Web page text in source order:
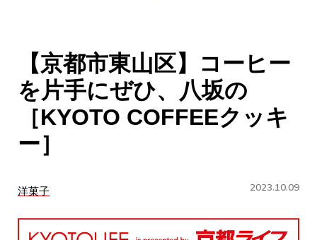
ABOUT US
Instagram
チケットプレゼント応募
【京都市東山区】コーヒー
を片手にぜひ、八坂の
［KYOTO COFFEEクッキ
ー］
洋菓子 2023.10.09